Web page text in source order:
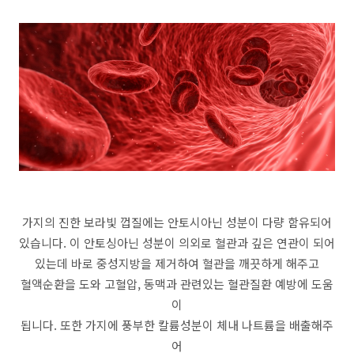
가지의 진한 보라빛 껍질에는 안토시아닌 성분이 다량 함유되어
있습니다. 이 안토싱아닌 성분이 의외로 혈관과 깊은 연관이 되어
있는데 바로 중성지방을 제거하여 혈관을 깨끗하게 해주고
혈액순환을 도와 고혈압, 동맥과 관련있는 혈관질환 예방에 도움
이
됩니다. 또한 가지에 풍부한 칼륨성분이 체내 나트륨을 배출해주
어